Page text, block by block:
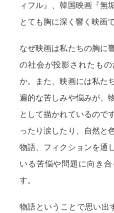
ィフル』、韓国映画『無
とても胸に深く響く映画で
なぜ映画は私たちの胸に
の社会が投影されたも
か。また、映画には私た
遍的な苦しみや悩みが、
として描かれているので
ったり涙したり、自然と
物語、フィクションを通
いる苦悩や問題に向き
す。
物語ということで思い出